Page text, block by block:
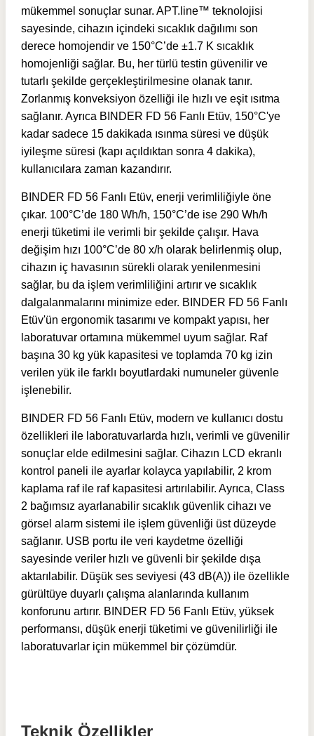
mükemmel sonuçlar sunar. APT.line™ teknolojisi
sayesinde, cihazın içindeki sıcaklık dağılımı son
derece homojendir ve 150°C’de ±1.7 K sıcaklık
homojenliği sağlar. Bu, her türlü testin güvenilir ve
tutarlı şekilde gerçekleştirilmesine olanak tanır.
Zorlanmış konveksiyon özelliği ile hızlı ve eşit ısıtma
sağlanır. Ayrıca BINDER FD 56 Fanlı Etüv, 150°C'ye
kadar sadece 15 dakikada ısınma süresi ve düşük
iyileşme süresi (kapı açıldıktan sonra 4 dakika),
kullanıcılara zaman kazandırır.
BINDER FD 56 Fanlı Etüv, enerji verimliliğiyle öne
çıkar. 100°C’de 180 Wh/h, 150°C’de ise 290 Wh/h
enerji tüketimi ile verimli bir şekilde çalışır. Hava
değişim hızı 100°C’de 80 x/h olarak belirlenmiş olup,
cihazın iç havasının sürekli olarak yenilenmesini
sağlar, bu da işlem verimliliğini artırır ve sıcaklık
dalgalanmalarını minimize eder. BINDER FD 56 Fanlı
Etüv'ün ergonomik tasarımı ve kompakt yapısı, her
laboratuvar ortamına mükemmel uyum sağlar. Raf
başına 30 kg yük kapasitesi ve toplamda 70 kg izin
verilen yük ile farklı boyutlardaki numuneler güvenle
işlenebilir.
BINDER FD 56 Fanlı Etüv, modern ve kullanıcı dostu
özellikleri ile laboratuvarlarda hızlı, verimli ve güvenilir
sonuçlar elde edilmesini sağlar. Cihazın LCD ekranlı
kontrol paneli ile ayarlar kolayca yapılabilir, 2 krom
kaplama raf ile raf kapasitesi artırılabilir. Ayrıca, Class
2 bağımsız ayarlanabilir sıcaklık güvenlik cihazı ve
görsel alarm sistemi ile işlem güvenliği üst düzeyde
sağlanır. USB portu ile veri kaydetme özelliği
sayesinde veriler hızlı ve güvenli bir şekilde dışa
aktarılabilir. Düşük ses seviyesi (43 dB(A)) ile özellikle
gürültüye duyarlı çalışma alanlarında kullanım
konforunu artırır. BINDER FD 56 Fanlı Etüv, yüksek
performansı, düşük enerji tüketimi ve güvenilirliği ile
laboratuvarlar için mükemmel bir çözümdür.
Teknik Özellikler